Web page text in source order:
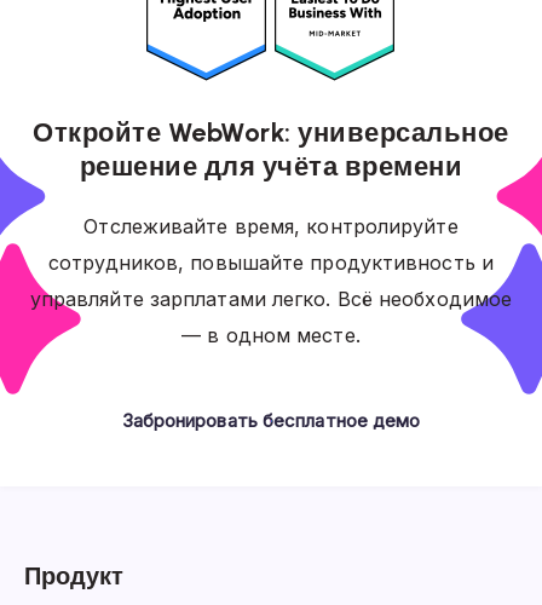
Откройте WebWork: универсальное
решение для учёта времени
Отслеживайте время, контролируйте
сотрудников, повышайте продуктивность и
управляйте зарплатами легко. Всё необходимое
— в одном месте.
Забронировать бесплатное демо
Продукт